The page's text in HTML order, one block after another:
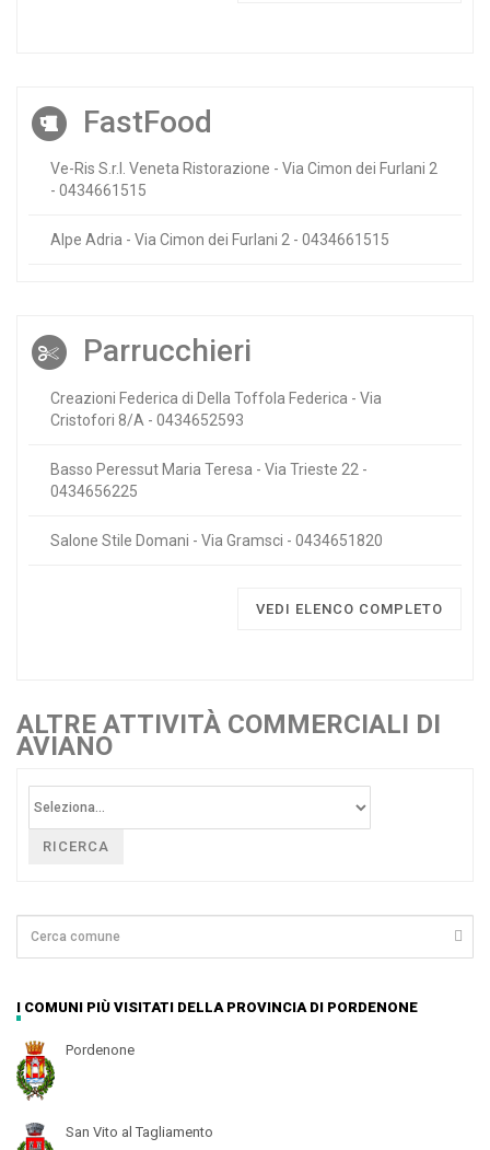
FastFood
Ve-Ris S.r.l. Veneta Ristorazione - Via Cimon dei Furlani 2
- 0434661515
Alpe Adria - Via Cimon dei Furlani 2 - 0434661515
Parrucchieri
Creazioni Federica di Della Toffola Federica - Via
Cristofori 8/A - 0434652593
Basso Peressut Maria Teresa - Via Trieste 22 -
0434656225
Salone Stile Domani - Via Gramsci - 0434651820
VEDI ELENCO COMPLETO
ALTRE ATTIVITÀ COMMERCIALI DI
AVIANO
RICERCA
I COMUNI PIÙ VISITATI DELLA PROVINCIA DI PORDENONE
Pordenone
San Vito al Tagliamento